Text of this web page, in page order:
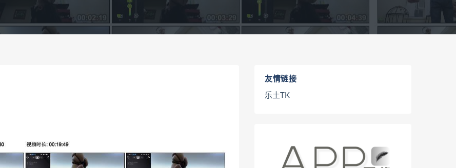
友情链接
乐土TK